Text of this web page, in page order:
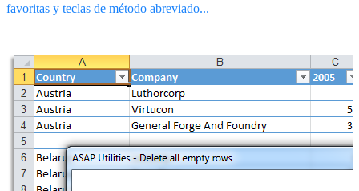
favoritas y teclas de método abreviado...